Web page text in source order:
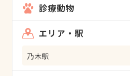
診療動物
エリア・駅
乃木駅